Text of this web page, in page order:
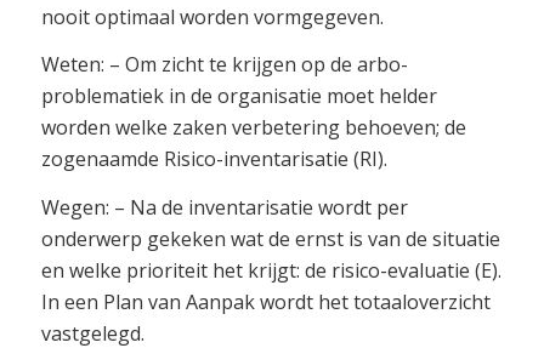
nooit optimaal worden vormgegeven.
Weten: – Om zicht te krijgen op de arbo-
problematiek in de organisatie moet helder
worden welke zaken verbetering behoeven; de
zogenaamde Risico-inventarisatie (RI).
Wegen: – Na de inventarisatie wordt per
onderwerp gekeken wat de ernst is van de situatie
en welke prioriteit het krijgt: de risico-evaluatie (E).
In een Plan van Aanpak wordt het totaaloverzicht
vastgelegd.